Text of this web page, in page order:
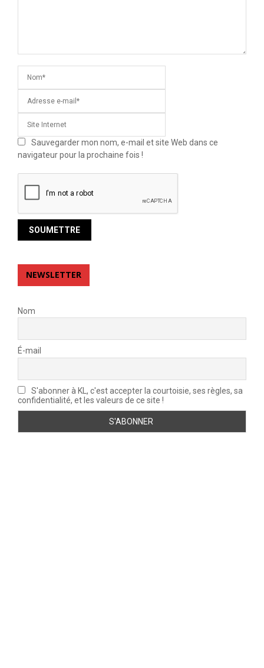
Sauvegarder mon nom, e-mail et site Web dans ce
navigateur pour la prochaine fois !
NEWSLETTER
Nom
É-mail
S'abonner à KL, c'est accepter la courtoisie, ses règles, sa
confidentialité, et les valeurs de ce site !